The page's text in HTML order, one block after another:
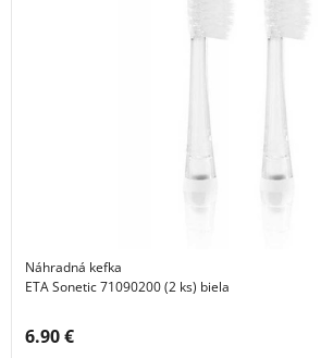
Náhradná kefka
ETA Sonetic 71090200 (2 ks) biela
Cena s DPH:
6.90 €